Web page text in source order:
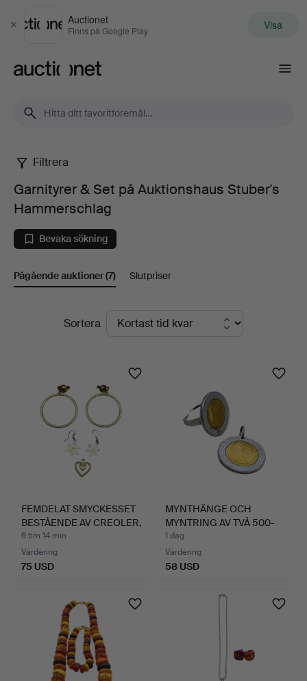
Stäng
Auctionet
Finns på Google Play Visa
Garnityrer
Set
på
Stuber's
Hammerschlag
Filtrera
Garnityrer & Set på Auktionshaus Stuber's
Hammerschlag
Bevaka sökning
Pågående auktioner(7) Slutpriser
PågåendeSortera
FEMDELAT SMYCKESSET
BESTÅENDE AV CREOLER,
…
6 tim 14 min
Värdering
75 USD
MYNTHÄNGE OCH
MYNTRING AV TVÅ 500-
LIRA MYN…
1 dag
Värdering
58 USD